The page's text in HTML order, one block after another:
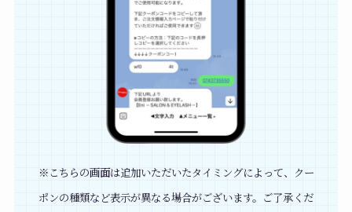
※こちらの画面は追加いただいたタイミングによって、クー
ポンの種類など表示が異なる場合がございます。ご了承くだ